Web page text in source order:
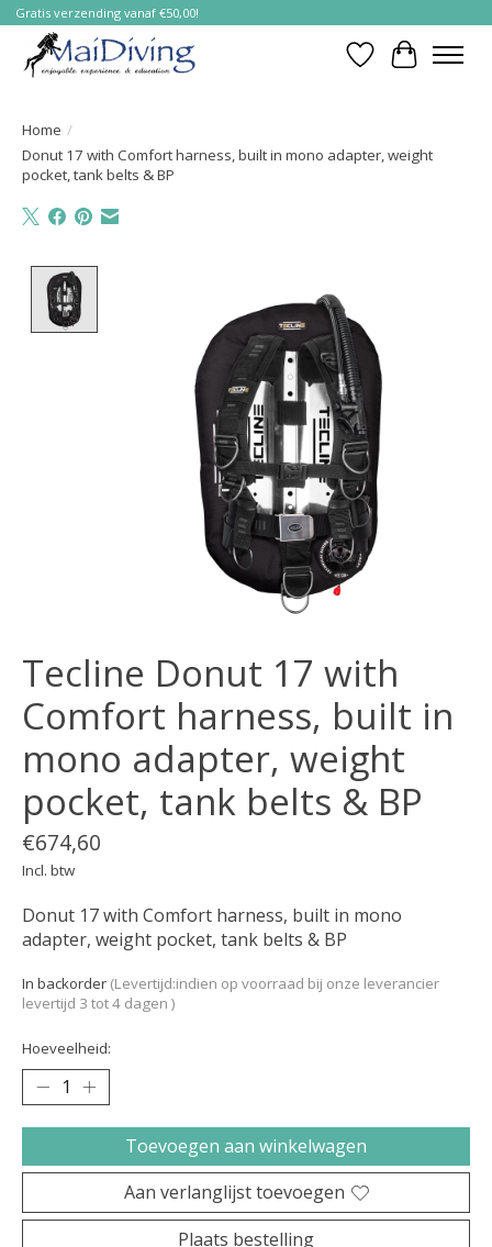
Gratis verzending vanaf €50,00!
Verlanglijst
Home /
Donut 17 with Comfort harness, built in mono adapter, weight
pocket, tank belts & BP
Tecline Donut 17 with
Comfort harness, built in
mono adapter, weight
pocket, tank belts & BP
€674,60
Incl. btw
Donut 17 with Comfort harness, built in mono
adapter, weight pocket, tank belts & BP
In backorder (Levertijd:indien op voorraad bij onze leverancier
levertijd 3 tot 4 dagen )
Hoeveelheid:
Toevoegen aan winkelwagen
Aan verlanglijst toevoegen
Plaats bestelling